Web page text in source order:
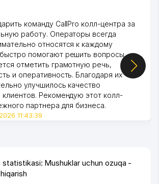
команду CallPro колл-центра за
работу. Операторы всегда
относятся к каждому
помогают решить вопросы.
отметить грамотную речь,
и оперативность. Благодаря их
улучшилось качество
клиентов. Рекомендую этот колл-
партнера для бизнеса.
11:43:39
statistikasi: Mushuklar uchun ozuqa -